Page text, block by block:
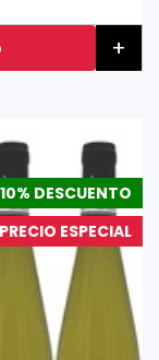
+
DESCUENTO
PRECIO ESPECIAL